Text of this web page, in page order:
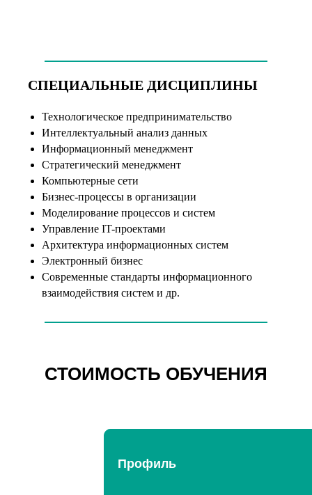
СПЕЦИАЛЬНЫЕ ДИСЦИПЛИНЫ
Технологическое предпринимательство
Интеллектуальный анализ данных
Информационный менеджмент
Стратегический менеджмент
Компьютерные сети
Бизнес-процессы в организации
Моделирование процессов и систем
Управление IT-проектами
Архитектура информационных систем
Электронный бизнес
Современные стандарты информационного
взаимодействия систем и др.
СТОИМОСТЬ ОБУЧЕНИЯ
Профиль